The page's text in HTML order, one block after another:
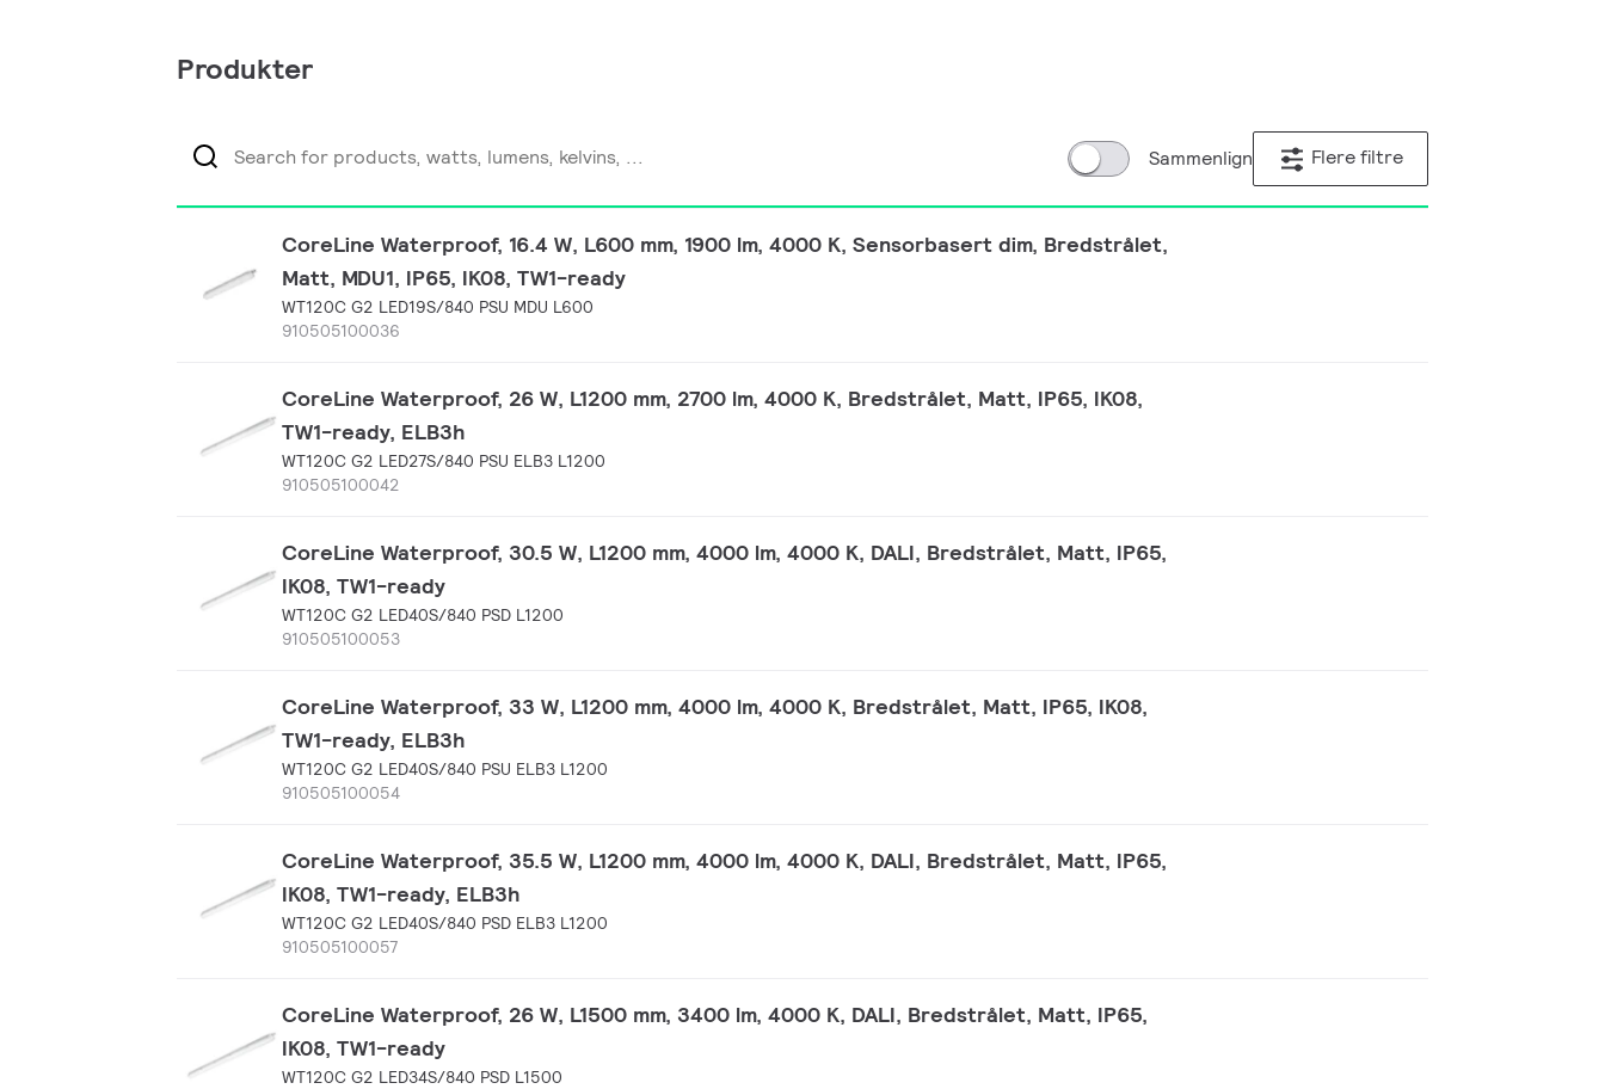
Produkter
Sammenlign Flere filtre
CoreLine Waterproof, 16.4 W, L600 mm, 1900 lm, 4000 K, Sensorbasert dim, Bredstrålet,
Matt, MDU1, IP65, IK08, TW1-ready
WT120C G2 LED19S/840 PSU MDU L600
910505100036
CoreLine Waterproof, 26 W, L1200 mm, 2700 lm, 4000 K, Bredstrålet, Matt, IP65, IK08,
TW1-ready, ELB3h
WT120C G2 LED27S/840 PSU ELB3 L1200
910505100042
CoreLine Waterproof, 30.5 W, L1200 mm, 4000 lm, 4000 K, DALI, Bredstrålet, Matt, IP65,
IK08, TW1-ready
WT120C G2 LED40S/840 PSD L1200
910505100053
CoreLine Waterproof, 33 W, L1200 mm, 4000 lm, 4000 K, Bredstrålet, Matt, IP65, IK08,
TW1-ready, ELB3h
WT120C G2 LED40S/840 PSU ELB3 L1200
910505100054
CoreLine Waterproof, 35.5 W, L1200 mm, 4000 lm, 4000 K, DALI, Bredstrålet, Matt, IP65,
IK08, TW1-ready, ELB3h
WT120C G2 LED40S/840 PSD ELB3 L1200
910505100057
CoreLine Waterproof, 26 W, L1500 mm, 3400 lm, 4000 K, DALI, Bredstrålet, Matt, IP65,
IK08, TW1-ready
WT120C G2 LED34S/840 PSD L1500